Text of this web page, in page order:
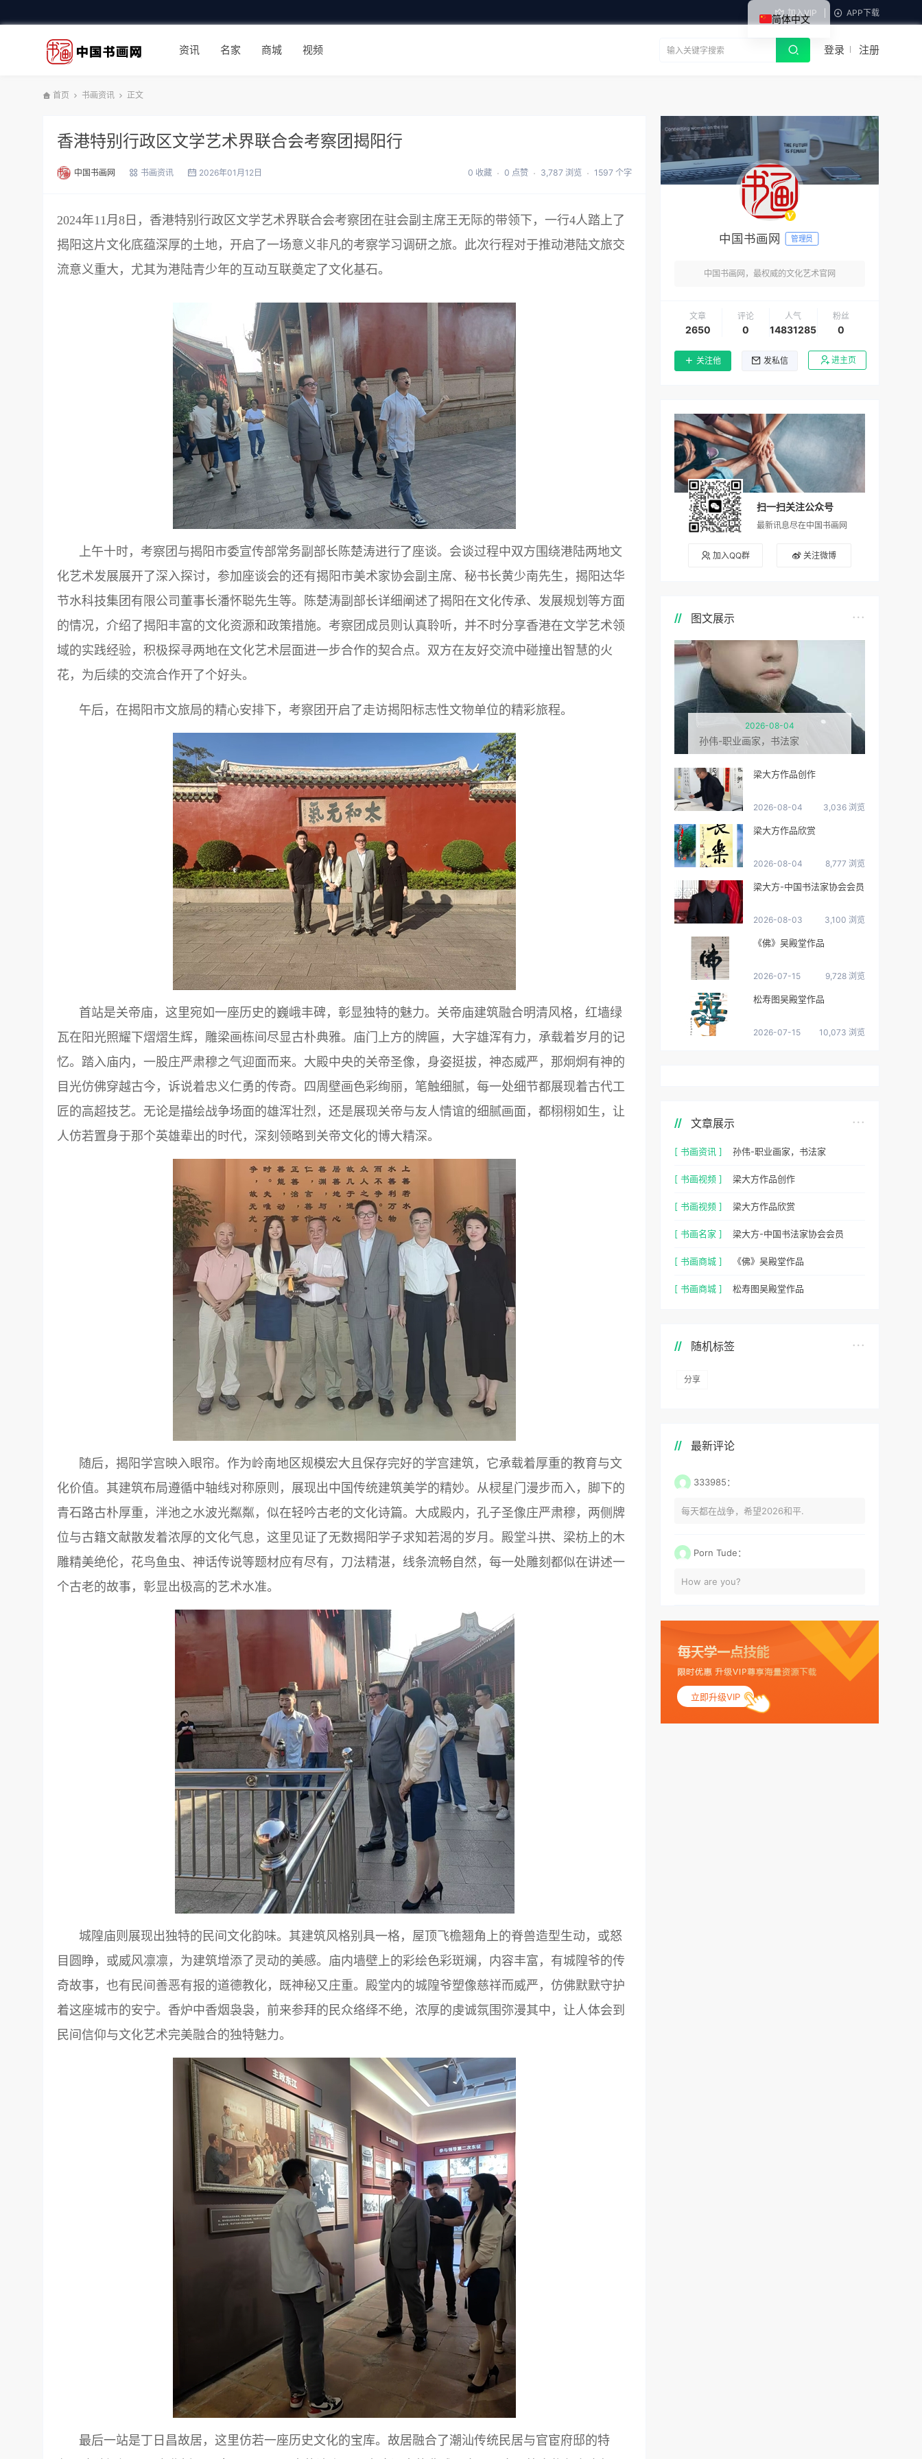
加入VIP APP下载
资讯 名家 商城 视频 登录 注册
首页 书画资讯 正文
香港特别行政区文学艺术界联合会考察团揭阳行
中国书画网 书画资讯 2026年01月12日 0 收藏 0 点赞 3,787 浏览 1597 个字
2024年11月8日，香港特别行政区文学艺术界联合会考察团在驻会副主席王无际的带领下，一行4人踏上了
揭阳这片文化底蕴深厚的土地，开启了一场意义非凡的考察学习调研之旅。此次行程对于推动港陆文旅交
流意义重大，尤其为港陆青少年的互动互联奠定了文化基石。
上午十时，考察团与揭阳市委宣传部常务副部长陈楚涛进行了座谈。会谈过程中双方围绕港陆两地文
化艺术发展展开了深入探讨，参加座谈会的还有揭阳市美术家协会副主席、秘书长黄少南先生，揭阳达华
节水科技集团有限公司董事长潘怀聪先生等。陈楚涛副部长详细阐述了揭阳在文化传承、发展规划等方面
的情况，介绍了揭阳丰富的文化资源和政策措施。考察团成员则认真聆听，并不时分享香港在文学艺术领
域的实践经验，积极探寻两地在文化艺术层面进一步合作的契合点。双方在友好交流中碰撞出智慧的火
花，为后续的交流合作开了个好头。
午后，在揭阳市文旅局的精心安排下，考察团开启了走访揭阳标志性文物单位的精彩旅程。
首站是关帝庙，这里宛如一座历史的巍峨丰碑，彰显独特的魅力。关帝庙建筑融合明清风格，红墙绿
瓦在阳光照耀下熠熠生辉，雕梁画栋间尽显古朴典雅。庙门上方的牌匾，大字雄浑有力，承载着岁月的记
忆。踏入庙内，一股庄严肃穆之气迎面而来。大殿中央的关帝圣像，身姿挺拔，神态威严，那炯炯有神的
目光仿佛穿越古今，诉说着忠义仁勇的传奇。四周壁画色彩绚丽，笔触细腻，每一处细节都展现着古代工
匠的高超技艺。无论是描绘战争场面的雄浑壮烈，还是展现关帝与友人情谊的细腻画面，都栩栩如生，让
人仿若置身于那个英雄辈出的时代，深刻领略到关帝文化的博大精深。
随后，揭阳学宫映入眼帘。作为岭南地区规模宏大且保存完好的学宫建筑，它承载着厚重的教育与文
化价值。其建筑布局遵循中轴线对称原则，展现出中国传统建筑美学的精妙。从棂星门漫步而入，脚下的
青石路古朴厚重，泮池之水波光粼粼，似在轻吟古老的文化诗篇。大成殿内，孔子圣像庄严肃穆，两侧牌
位与古籍文献散发着浓厚的文化气息，这里见证了无数揭阳学子求知若渴的岁月。殿堂斗拱、梁枋上的木
雕精美绝伦，花鸟鱼虫、神话传说等题材应有尽有，刀法精湛，线条流畅自然，每一处雕刻都似在讲述一
个古老的故事，彰显出极高的艺术水准。
城隍庙则展现出独特的民间文化韵味。其建筑风格别具一格，屋顶飞檐翘角上的脊兽造型生动，或怒
目圆睁，或威风凛凛，为建筑增添了灵动的美感。庙内墙壁上的彩绘色彩斑斓，内容丰富，有城隍爷的传
奇故事，也有民间善恶有报的道德教化，既神秘又庄重。殿堂内的城隍爷塑像慈祥而威严，仿佛默默守护
着这座城市的安宁。香炉中香烟袅袅，前来参拜的民众络绎不绝，浓厚的虔诚氛围弥漫其中，让人体会到
民间信仰与文化艺术完美融合的独特魅力。
最后一站是丁日昌故居，这里仿若一座历史文化的宝库。故居融合了潮汕传统民居与官宦府邸的特
中国书画网 管理员
中国书画网，最权威的文化艺术官网
文章
2650
评论
0
人气
14831285
粉丝
0
关注他 发私信 进主页
扫一扫关注公众号
最新讯息尽在中国书画网
加入QQ群 关注微博
图文展示
2026-08-04
孙伟-职业画家，书法家
梁大方作品创作
2026-08-04 3,036 浏览
梁大方作品欣赏
2026-08-04 8,777 浏览
梁大方-中国书法家协会会员
2026-08-03 3,100 浏览
《佛》吴殿堂作品
2026-07-15 9,728 浏览
松寿图吴殿堂作品
2026-07-15 10,073 浏览
文章展示
[ 书画资讯 ] 孙伟-职业画家，书法家
[ 书画视频 ] 梁大方作品创作
[ 书画视频 ] 梁大方作品欣赏
[ 书画名家 ] 梁大方-中国书法家协会会员
[ 书画商城 ] 《佛》吴殿堂作品
[ 书画商城 ] 松寿图吴殿堂作品
随机标签
分享
最新评论
333985：
每天都在战争，希望2026和平.
Porn Tude：
How are you?
立即升级VIP
简体中文